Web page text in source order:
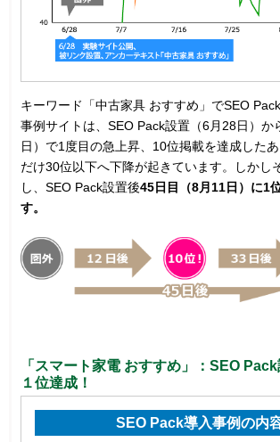
キーワード「中古家具 おすすめ」でSEO
事例サイトは、SEO Pack設置（6月28日）か
日）で1度目の急上昇、10位掲載を達成した
だけ30位以下へ下降が起きています。しかし
し、SEO Pack設置後45日目（8月11日）に1
す。
「スマート家電 おすすめ」：SEO
１位達成！
SEO Pack導入事例の内